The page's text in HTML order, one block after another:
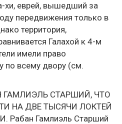
хи, еврей, вышедший за
передвижения только в
территория,
Галахой к 4-м
имели право
по всему двору (см.
ГАМЛИЭЛЬ СТАРШИЙ, ЧТО
НА ДВЕ ТЫСЯЧИ ЛОКТЕЙ
Гамлиэль Старший